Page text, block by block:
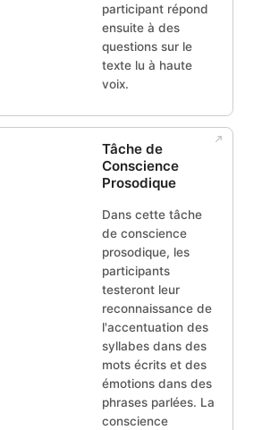
participant répond
ensuite à des
questions sur le
texte lu à haute
voix.
Tâche de
Conscience
Prosodique
Dans cette tâche
de conscience
prosodique, les
participants
testeront leur
reconnaissance de
l'accentuation des
syllabes dans des
mots écrits et des
émotions dans des
phrases parlées. La
conscience